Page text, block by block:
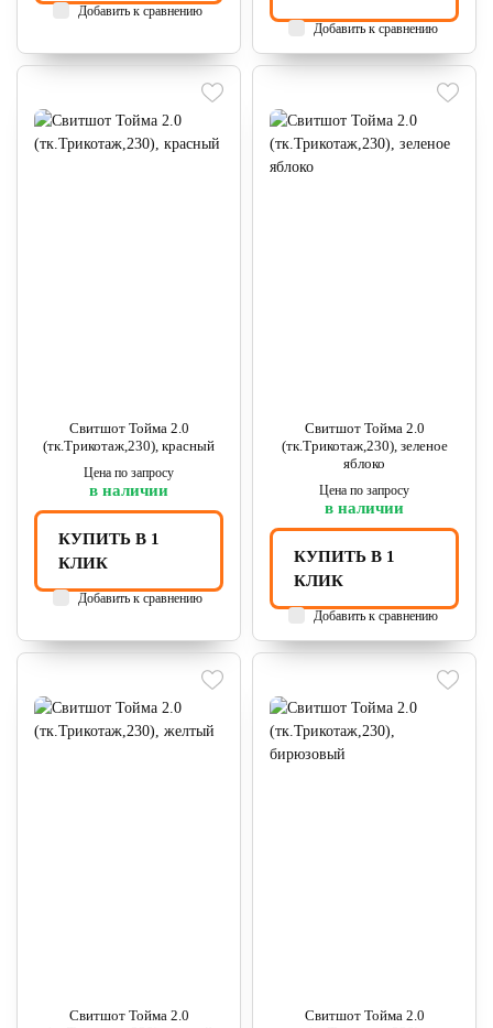
Добавить к сравнению
Добавить к сравнению
Свитшот Тойма 2.0
(тк.Трикотаж,230), красный
Цена по запросу
в наличии
КУПИТЬ В 1
КЛИК
Добавить к сравнению
Свитшот Тойма 2.0
(тк.Трикотаж,230), зеленое
яблоко
Цена по запросу
в наличии
КУПИТЬ В 1
КЛИК
Добавить к сравнению
Свитшот Тойма 2.0
Свитшот Тойма 2.0